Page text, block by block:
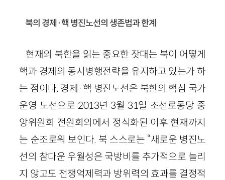
북의 경제·핵 병진노선의 생존법과 한계
현재의 북한을 읽는 중요한 잣대는 북이 어떻게
핵과 경제의 동시병행전략을 유지하고 있는가 하
는 점이다. 경제·핵 병진노선은 북한의 핵심 국가
운영 노선으로 2013년 3월 31일 조선로동당 중
앙위원회 전원회의에서 정식화된 이후 현재까지
는 순조로워 보인다. 북 스스로는 “새로운 병진노
선의 참다운 우월성은 국방비를 추가적으로 늘리
지 않고도 전쟁억제력과 방위력의 효과를 결정적